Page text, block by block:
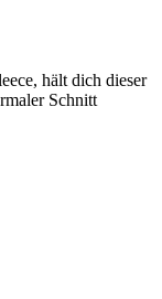
hält dich dieser
Schnitt